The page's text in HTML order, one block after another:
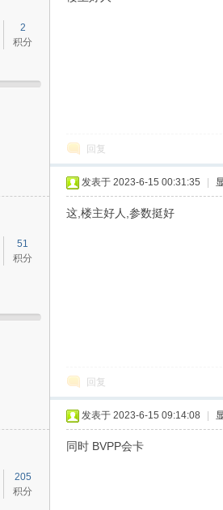
2
积分
回复
51
积分
发表于 2023-6-15 00:31:35
这,楼主好人,参数挺好
回复
205
积分
发表于 2023-6-15 09:14:08
同时 BVPP会卡